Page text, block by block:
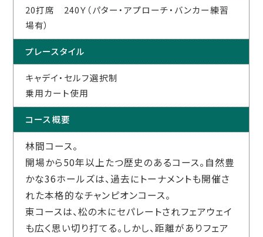
20打席 240Ｙ（パター・アプローチ・バンカー練習
場有）
プレースタイル
キャデイ・セルフ選択制
乗用カート使用
コース概要
林間コース。
開場から50年以上たつ歴史のあるコース。自然豊
かな36ホールズは、過去にトーナメントも開催さ
れた本格的なチャンピオンコース。
東コースは、松の木にセパレートされフェアウェイ
も広く思い切り打てる。しかし、距離がありフェア